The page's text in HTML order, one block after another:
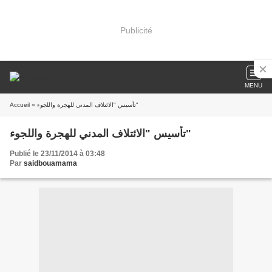
Publicité
MENU
Accueil » تأسيس "الائتلاف المدني للهجرة واللجوء"
تأسيس "الائتلاف المدني للهجرة واللجوء"
Publié le 23/11/2014 à 03:48
Par saidbouamama